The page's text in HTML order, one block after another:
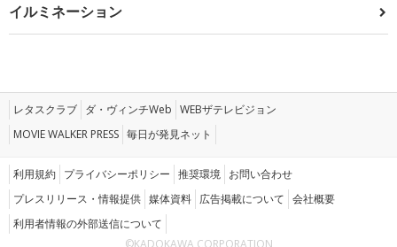
イルミネーション
レタスクラブ ダ・ヴィンチWeb WEBザテレビジョン
MOVIE WALKER PRESS 毎日が発見ネット
利用規約 プライバシーポリシー 推奨環境 お問い合わせ
プレスリリース・情報提供 媒体資料 広告掲載について 会社概要
利用者情報の外部送信について
©KADOKAWA CORPORATION